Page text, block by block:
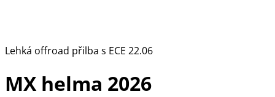
Lehká offroad přilba s ECE 22.06
MX helma 2026